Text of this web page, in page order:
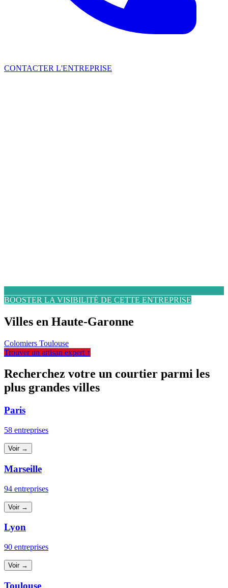
CONTACTER L'ENTREPRISE
BOOSTER LA VISIBILITÉ DE CETTE ENTREPRISE
Villes en Haute-Garonne
Colomiers Toulouse
Trouver un artisan expert ↑
Recherchez votre un courtier parmi les
plus grandes villes
Paris
58 entreprises
Voir →
Marseille
94 entreprises
Voir →
Lyon
90 entreprises
Voir →
Toulouse